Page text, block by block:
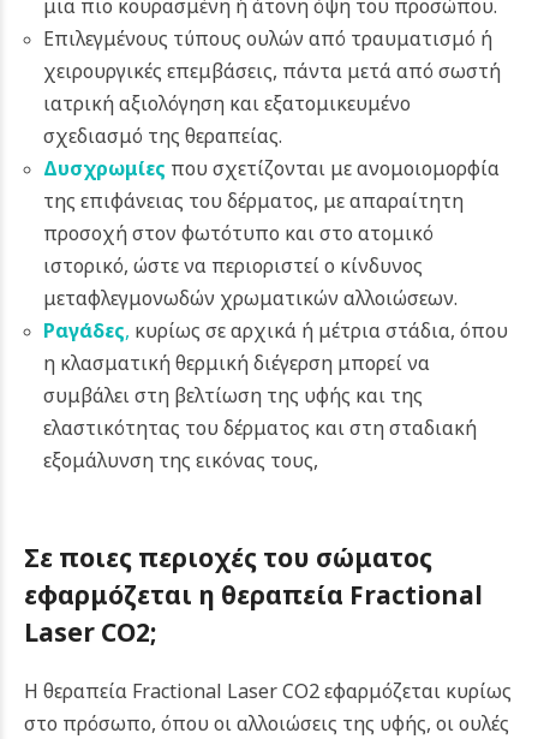
μια πιο κουρασμένη ή άτονη όψη του προσώπου.
Επιλεγμένους τύπους ουλών από τραυματισμό ή
χειρουργικές επεμβάσεις, πάντα μετά από σωστή
ιατρική αξιολόγηση και εξατομικευμένο
σχεδιασμό της θεραπείας.
Δυσχρωμίες που σχετίζονται με ανομοιομορφία
της επιφάνειας του δέρματος, με απαραίτητη
προσοχή στον φωτότυπο και στο ατομικό
ιστορικό, ώστε να περιοριστεί ο κίνδυνος
μεταφλεγμονωδών χρωματικών αλλοιώσεων.
Ραγάδες, κυρίως σε αρχικά ή μέτρια στάδια, όπου
η κλασματική θερμική διέγερση μπορεί να
συμβάλει στη βελτίωση της υφής και της
ελαστικότητας του δέρματος και στη σταδιακή
εξομάλυνση της εικόνας τους,
Σε ποιες περιοχές του σώματος
εφαρμόζεται η θεραπεία Fractional
Laser CO2;
Η θεραπεία Fractional Laser CO2 εφαρμόζεται κυρίως
στο πρόσωπο, όπου οι αλλοιώσεις της υφής, οι ουλές